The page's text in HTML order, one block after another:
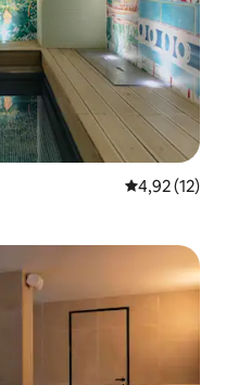
4,92 (12)